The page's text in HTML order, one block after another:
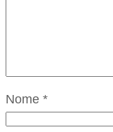
Nome *